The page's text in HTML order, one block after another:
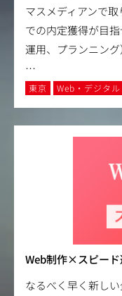
マスメディアンで
での内定獲得が目
運用、プランニング
…
東京 Web・デジタル
Web制作×スピード
なるべく早く新し